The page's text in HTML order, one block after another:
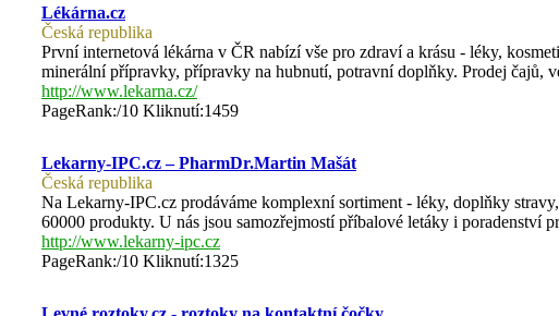
Lékárna.cz
Česká republika
První internetová lékárna v ČR nabízí vše pro zdraví a krásu - léky,
minerální přípravky, přípravky na hubnutí, potravní doplňky. Prodej čajů,
http://www.lekarna.cz/
PageRank:/10 Kliknutí:1459
Lekarny-IPC.cz – PharmDr.Martin Mašát
Česká republika
Na Lekarny-IPC.cz prodáváme komplexní sortiment - léky, doplňky
60000 produkty. U nás jsou samozřejmostí příbalové letáky i poradenství
http://www.lekarny-ipc.cz
PageRank:/10 Kliknutí:1325